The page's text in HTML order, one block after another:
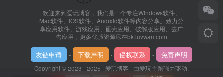
欢迎来到爱玩博客，我们是一个专注Windows软件、
Mac软件、iOS软件、Android软件等内容分享。致力分
享应用软件、游戏应用、砸壳应用、破解版应用、去广
告应用，更多优质资源尽在bk.luvwan.com
友链申请 - 下载声明 - 侵权联系 - 免责声明
Copyright © 2023 - 2025 · 爱玩博客 · 由爱玩主题强力驱动.